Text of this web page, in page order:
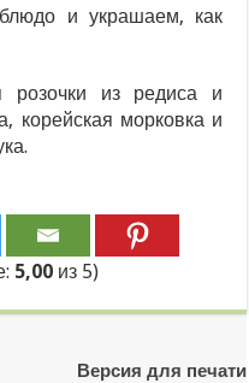
и украшаем, как
из редиса и
корейская морковка и
5,00 из 5)
Версия для печати